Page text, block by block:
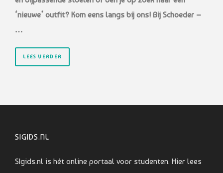
‘nieuwe’ outfit? Kom eens langs bij ons! Bij Schoeder –
…
LEES VERDER
SIGIDS.NL
SIgids.nl is hét online portaal voor studenten. Hier lees